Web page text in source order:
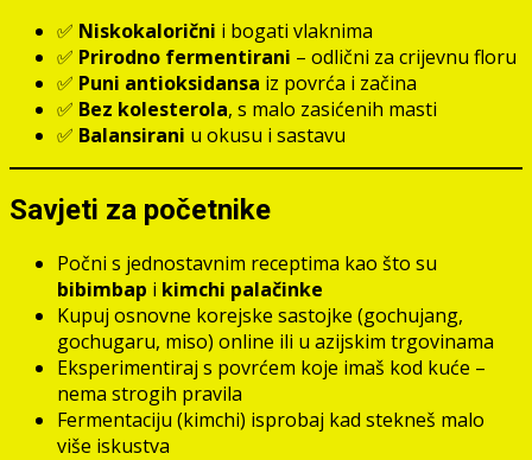
✅ Niskokalorični i bogati vlaknima
✅ Prirodno fermentirani – odlični za crijevnu floru
✅ Puni antioksidansa iz povrća i začina
✅ Bez kolesterola, s malo zasićenih masti
✅ Balansirani u okusu i sastavu
Savjeti za početnike
Počni s jednostavnim receptima kao što su
bibimbap i kimchi palačinke
Kupuj osnovne korejske sastojke (gochujang,
gochugaru, miso) online ili u azijskim trgovinama
Eksperimentiraj s povrćem koje imaš kod kuće –
nema strogih pravila
Fermentaciju (kimchi) isprobaj kad stekneš malo
više iskustva